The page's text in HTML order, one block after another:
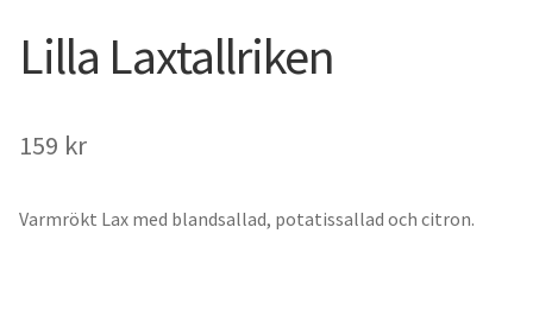
Lilla Laxtallriken
159 kr
Varmrökt Lax med blandsallad, potatissallad och citron.